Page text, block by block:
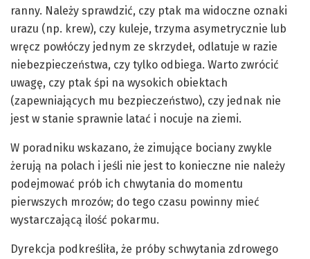
ranny. Należy sprawdzić, czy ptak ma widoczne oznaki
urazu (np. krew), czy kuleje, trzyma asymetrycznie lub
wręcz powłóczy jednym ze skrzydeł, odlatuje w razie
niebezpieczeństwa, czy tylko odbiega. Warto zwrócić
uwagę, czy ptak śpi na wysokich obiektach
(zapewniających mu bezpieczeństwo), czy jednak nie
jest w stanie sprawnie latać i nocuje na ziemi.
W poradniku wskazano, że zimujące bociany zwykle
żerują na polach i jeśli nie jest to konieczne nie należy
podejmować prób ich chwytania do momentu
pierwszych mrozów; do tego czasu powinny mieć
wystarczającą ilość pokarmu.
Dyrekcja podkreśliła, że próby schwytania zdrowego